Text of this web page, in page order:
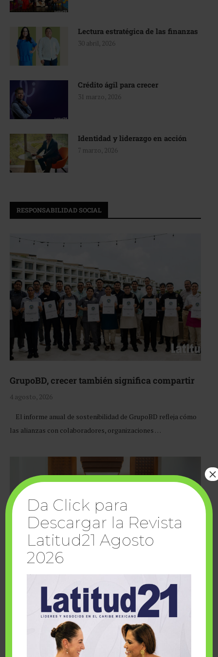
Lectura estratégica de las finanzas
30 abril, 2026
Crédito ágil para crecer
31 marzo, 2026
Identidad y liderazgo en acción
7 marzo, 2026
RESPONSABILIDAD SOCIAL
GrupoBD, crecer también significa compartir
4 agosto, 2026
El informe anual de sostenibilidad de GrupoBD refleja cómo
las alianzas con colaboradores, organizaciones …
Cuando la solidaridad inspira; cumplen
sueños Fairmont Mayakoba y Make-A-Wish
Da Click para
Descargar la Revista
Latitud21 Agosto
2026
×